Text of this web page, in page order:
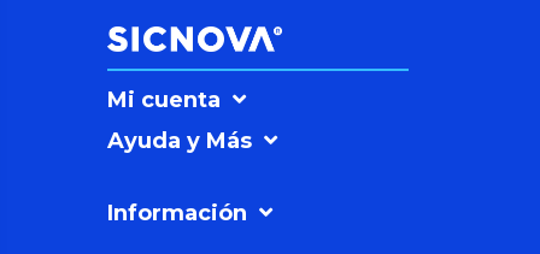
Mi cuenta
Ayuda y Más
Información